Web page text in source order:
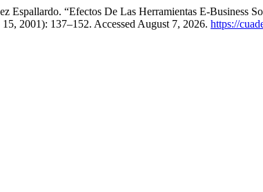
Espallardo. “Efectos De Las Herramientas E-
15, 2001): 137–152. Accessed August 7, 2026. https://